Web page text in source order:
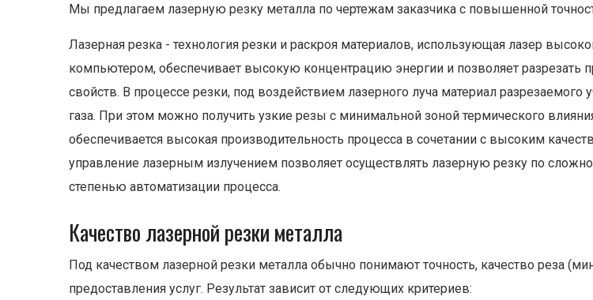
Мы предлагаем лазерную резку металла по чертежам заказчика с повышенной
Лазерная резка - технология резки и раскроя материалов, использующая лазер
компьютером, обеспечивает высокую концентрацию энергии и позволяет разрезать
свойств. В процессе резки, под воздействием лазерного луча материал разрезаемого
газа. При этом можно получить узкие резы с минимальной зоной термического
обеспечивается высокая производительность процесса в сочетании с высоким
управление лазерным излучением позволяет осуществлять лазерную резку по
степенью автоматизации процесса.
Качество лазерной резки металла
Под качеством лазерной резки металла обычно понимают точность, качество реза
предоставления услуг. Результат зависит от следующих критериев: